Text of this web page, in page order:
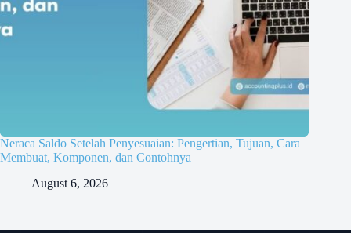
Neraca Saldo Setelah Penyesuaian: Pengertian, Tujuan, Cara
Membuat, Komponen, dan Contohnya
August 6, 2026